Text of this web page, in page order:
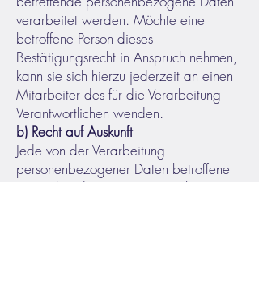
verarbeitet werden. Möchte eine
betroffene Person dieses
Bestätigungsrecht in Anspruch nehmen,
kann sie sich hierzu jederzeit an einen
Mitarbeiter des für die Verarbeitung
Verantwortlichen wenden.
b) Recht auf Auskunft
Jede von der Verarbeitung
personenbezogener Daten betroffene
Person hat das vom Europäischen